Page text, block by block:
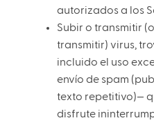
autorizados a los
Subir o transmitir
transmitir) virus,
incluido el uso
envío de spam
texto repetitivo)—
disfrute